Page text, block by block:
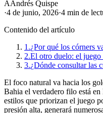
AAndrés Quispe
·4 de junio, 2026·4 min de
Contenido del artículo
1.¿Por qué los córners
2.El otro duelo: el juego
3.¿Dónde consultar las
El foco natural va hacia los
Bahia el verdadero filo está
estilos que priorizan el juego
presión alta, generará